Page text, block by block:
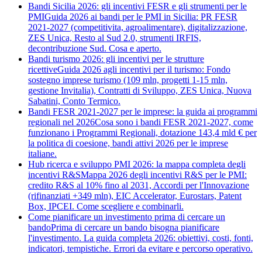
Bandi Sicilia 2026: gli incentivi FESR e gli strumenti per le
PMIGuida 2026 ai bandi per le PMI in Sicilia: PR FESR
2021-2027 (competitivita, agroalimentare), digitalizzazione,
ZES Unica, Resto al Sud 2.0, strumenti IRFIS,
decontribuzione Sud. Cosa e aperto.
Bandi turismo 2026: gli incentivi per le strutture
ricettiveGuida 2026 agli incentivi per il turismo: Fondo
sostegno imprese turismo (109 mln, progetti 1-15 mln,
gestione Invitalia), Contratti di Sviluppo, ZES Unica, Nuova
Sabatini, Conto Termico.
Bandi FESR 2021-2027 per le imprese: la guida ai programmi
regionali nel 2026Cosa sono i bandi FESR 2021-2027, come
funzionano i Programmi Regionali, dotazione 143,4 mld € per
la politica di coesione, bandi attivi 2026 per le imprese
italiane.
Hub ricerca e sviluppo PMI 2026: la mappa completa degli
incentivi R&SMappa 2026 degli incentivi R&S per le PMI:
credito R&S al 10% fino al 2031, Accordi per l'Innovazione
(rifinanziati +349 mln), EIC Accelerator, Eurostars, Patent
Box, IPCEI. Come scegliere e combinarli.
Come pianificare un investimento prima di cercare un
bandoPrima di cercare un bando bisogna pianificare
l'investimento. La guida completa 2026: obiettivi, costi, fonti,
indicatori, tempistiche. Errori da evitare e percorso operativo.